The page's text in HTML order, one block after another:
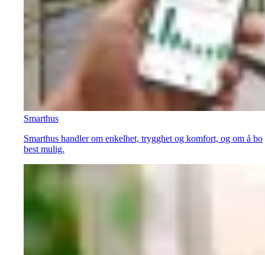
Smarthus
Smarthus handler om enkelhet, trygghet og komfort, og om å bo
best mulig.